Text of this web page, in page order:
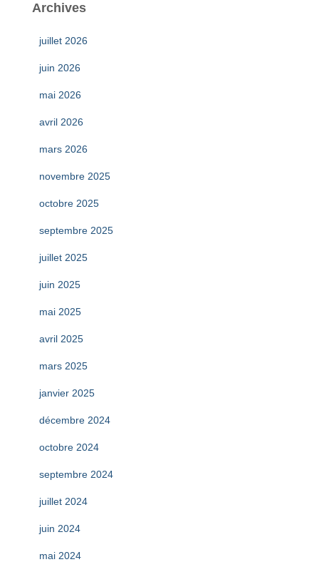
Archives
juillet 2026
juin 2026
mai 2026
avril 2026
mars 2026
novembre 2025
octobre 2025
septembre 2025
juillet 2025
juin 2025
mai 2025
avril 2025
mars 2025
janvier 2025
décembre 2024
octobre 2024
septembre 2024
juillet 2024
juin 2024
mai 2024